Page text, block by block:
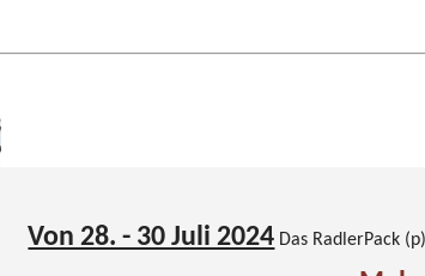
Von 28. - 30 Juli 2024 Das RadlerPack